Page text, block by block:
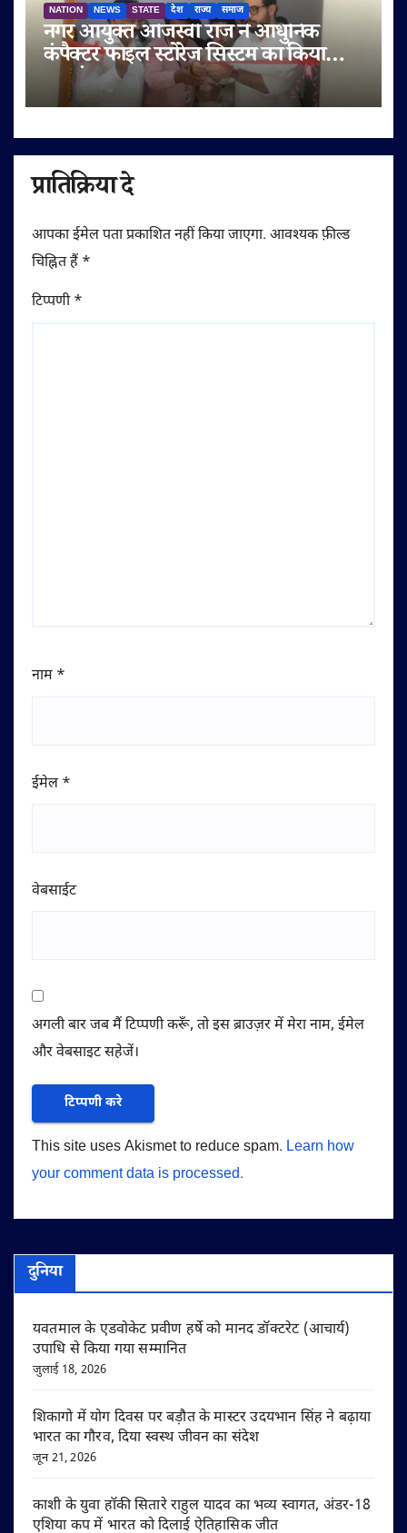
NATION NEWS STATE देश राज्य समाज
नगर आयुक्त ओजस्वी राज ने आधुनिक
कंपैक्टर फाइल स्टोरेज सिस्टम का किया
शुभारंभ
प्रातिक्रिया दे
आपका ईमेल पता प्रकाशित नहीं किया जाएगा. आवश्यक फ़ील्ड
चिह्नित हैं *
टिप्पणी*
नाम *
ईमेल *
वेबसाईट
अगली बार जब मैं टिप्पणी करूँ, तो इस ब्राउज़र में मेरा नाम, ईमेल
और वेबसाइट सहेजें।
This site uses Akismet to reduce spam. Learn how
your comment data is processed.
दुनिया
यवतमाल के एडवोकेट प्रवीण हर्षे को मानद डॉक्टरेट (आचार्य)
उपाधि से किया गया सम्मानित
जुलाई 18, 2026
शिकागो में योग दिवस पर बड़ौत के मास्टर उदयभान सिंह ने बढ़ाया
भारत का गौरव, दिया स्वस्थ जीवन का संदेश
जून 21, 2026
काशी के युवा हॉकी सितारे राहुल यादव का भव्य स्वागत, अंडर-18
एशिया कप में भारत को दिलाई ऐतिहासिक जीत